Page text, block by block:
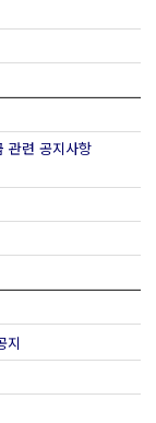
관련 공지사항
지